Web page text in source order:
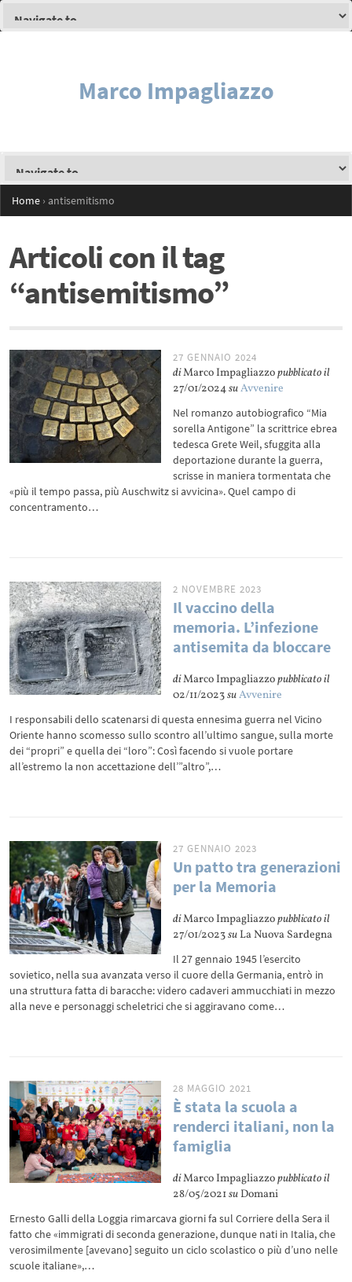
Marco Impagliazzo
Home › antisemitismo
Articoli con il tag
“antisemitismo”
27 GENNAIO 2024
diMarco Impagliazzopubblicato il
27/01/2024suAvvenire
Nel romanzo autobiografico “Mia
sorella Antigone” la scrittrice ebrea
tedesca Grete Weil, sfuggita alla
deportazione durante la guerra,
scrisse in maniera tormentata che
«più il tempo passa, più Auschwitz si avvicina». Quel campo di
concentramento…
2 NOVEMBRE 2023
Il vaccino della
memoria. L’infezione
antisemita da bloccare
diMarco Impagliazzopubblicato il
02/11/2023suAvvenire
I responsabili dello scatenarsi di questa ennesima guerra nel Vicino
Oriente hanno scomesso sullo scontro all’ultimo sangue, sulla morte
dei “propri” e quella dei “loro”: Così facendo si vuole portare
all’estremo la non accettazione dell’”altro”,…
27 GENNAIO 2023
Un patto tra generazioni
per la Memoria
diMarco Impagliazzopubblicato il
27/01/2023su La Nuova Sardegna
Il 27 gennaio 1945 l’esercito
sovietico, nella sua avanzata verso il cuore della Germania, entrò in
una struttura fatta di baracche: videro cadaveri ammucchiati in mezzo
alla neve e personaggi scheletrici che si aggiravano come…
28 MAGGIO 2021
È stata la scuola a
renderci italiani, non la
famiglia
diMarco Impagliazzopubblicato il
28/05/2021su Domani
Ernesto Galli della Loggia rimarcava giorni fa sul Corriere della Sera il
fatto che «immigrati di seconda generazione, dunque nati in Italia, che
verosimilmente [avevano] seguito un ciclo scolastico o più d’uno nelle
scuole italiane»,…